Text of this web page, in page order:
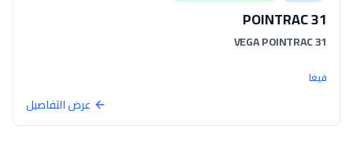
POINTRAC 31
VEGA POINTRAC 31
فيغا
عرض التفاصيل